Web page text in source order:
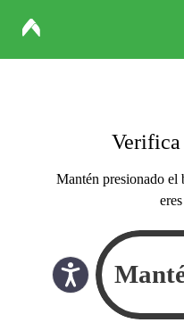
Mantén presionado el